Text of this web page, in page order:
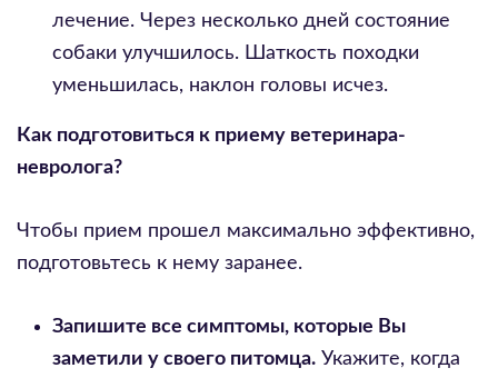
лечение. Через несколько дней состояние
собаки улучшилось. Шаткость походки
уменьшилась, наклон головы исчез.
Как подготовиться к приему ветеринара-
невролога?
Чтобы прием прошел максимально эффективно,
подготовьтесь к нему заранее.
Запишите все симптомы, которые Вы
заметили у своего питомца. Укажите, когда